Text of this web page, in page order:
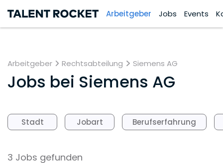
Arbeitgeber Jobs Events
Arbeitgeber Rechtsabteilung Siemens AG
Jobs bei Siemens AG
Stadt Jobart Berufserfahrung
3 Jobs gefunden